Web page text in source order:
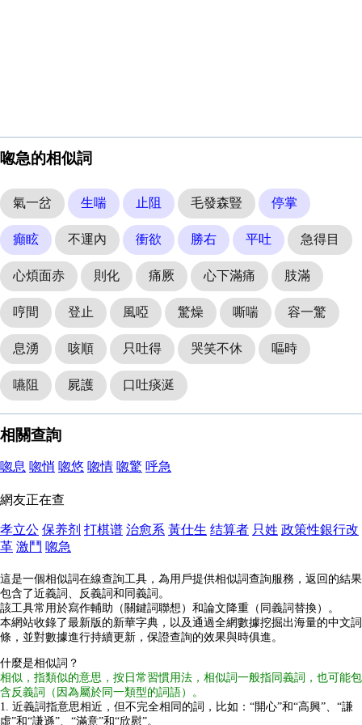
唿急的相似詞
氣一岔 生喘 止阻 毛發森豎 停掌
癲眩 不運內 衝欲 勝右 平吐 急得目
心煩面赤 則化 痛厥 心下滿痛 肢滿
哼間 登止 風啞 驚燥 嘶喘 容一驚
息湧 咳順 只吐得 哭笑不休 嘔時
嚥阻 屍護 口吐痰涎
相關查詢
唿息 唿悄 唿悠 唿情 唿驚 呼急
網友正在查
孝立公 保养剂 打棋谱 治愈系 黃仕生 结算者 只姓 政策性銀行改
革 激鬥 唿急
這是一個相似詞在線查詢工具，為用戶提供相似詞查詢服務，返回的結果
包含了近義詞、反義詞和同義詞。
該工具常用於寫作輔助（關鍵詞聯想）和論文降重（同義詞替換）。
本網站收錄了最新版的新華字典，以及通過全網數據挖掘出海量的中文詞
條，並對數據進行持續更新，保證查詢的效果與時俱進。
什麼是相似詞？
相似，指類似的意思，按日常習慣用法，相似詞一般指同義詞，也可能包
含反義詞（因為屬於同一類型的詞語）。
1. 近義詞指意思相近，但不完全相同的詞，比如：“開心”和“高興”、“謙
虛”和“謙遜”、“滿意”和“欣慰”。